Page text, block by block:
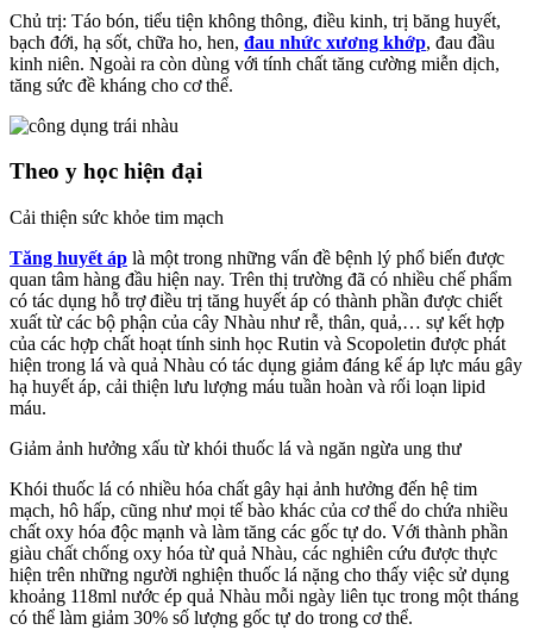
Chủ trị: Táo bón, tiểu tiện không thông, điều kinh, trị băng huyết,
bạch đới, hạ sốt, chữa ho, hen, đau nhức xương khớp, đau đầu
kinh niên. Ngoài ra còn dùng với tính chất tăng cường miễn dịch,
tăng sức đề kháng cho cơ thể.
Theo y học hiện đại
Cải thiện sức khỏe tim mạch
Tăng huyết áp là một trong những vấn đề bệnh lý phổ biến được
quan tâm hàng đầu hiện nay. Trên thị trường đã có nhiều chế phẩm
có tác dụng hỗ trợ điều trị tăng huyết áp có thành phần được chiết
xuất từ các bộ phận của cây Nhàu như rễ, thân, quả,… sự kết hợp
của các hợp chất hoạt tính sinh học Rutin và Scopoletin được phát
hiện trong lá và quả Nhàu có tác dụng giảm đáng kể áp lực máu gây
hạ huyết áp, cải thiện lưu lượng máu tuần hoàn và rối loạn lipid
máu.
Giảm ảnh hưởng xấu từ khói thuốc lá và ngăn ngừa ung thư
Khói thuốc lá có nhiều hóa chất gây hại ảnh hưởng đến hệ tim
mạch, hô hấp, cũng như mọi tế bào khác của cơ thể do chứa nhiều
chất oxy hóa độc mạnh và làm tăng các gốc tự do. Với thành phần
giàu chất chống oxy hóa từ quả Nhàu, các nghiên cứu được thực
hiện trên những người nghiện thuốc lá nặng cho thấy việc sử dụng
khoảng 118ml nước ép quả Nhàu mỗi ngày liên tục trong một tháng
có thể làm giảm 30% số lượng gốc tự do trong cơ thể.